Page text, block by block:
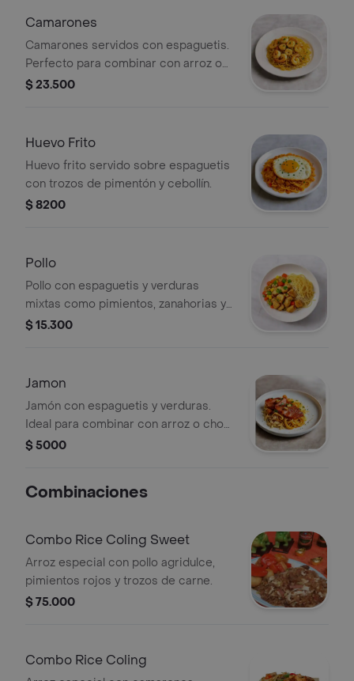
Camarones
Camarones servidos con espaguetis.
Perfecto para combinar con arroz o
chop suey.
$ 23.500
Huevo Frito
Huevo frito servido sobre espaguetis
con trozos de pimentón y cebollín.
$ 8200
Pollo
Pollo con espaguetis y verduras
mixtas como pimientos, zanahorias y
guisantes.
$ 15.300
Jamon
Jamón con espaguetis y verduras.
Ideal para combinar con arroz o chop
suey.
$ 5000
Combinaciones
Combo Rice Coling Sweet
Arroz especial con pollo agridulce,
pimientos rojos y trozos de carne.
$ 75.000
Combo Rice Coling